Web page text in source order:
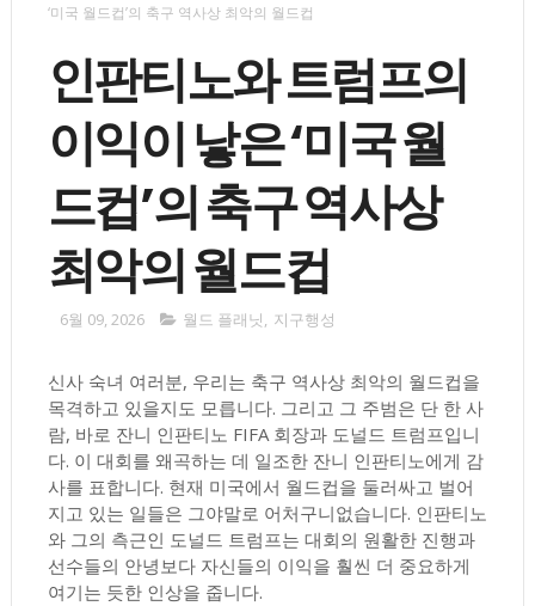
‘미국 월드컵’의 축구 역사상 최악의 월드컵
인판티노와 트럼프의
이익이 낳은 ‘미국 월
드컵’의 축구 역사상
최악의 월드컵
6월 09, 2026 월드 플래닛, 지구행성
신사 숙녀 여러분, 우리는 축구 역사상 최악의 월드컵을
목격하고 있을지도 모릅니다. 그리고 그 주범은 단 한 사
람, 바로 잔니 인판티노 FIFA 회장과 도널드 트럼프입니
다. 이 대회를 왜곡하는 데 일조한 잔니 인판티노에게 감
사를 표합니다. 현재 미국에서 월드컵을 둘러싸고 벌어
지고 있는 일들은 그야말로 어처구니없습니다. 인판티노
와 그의 측근인 도널드 트럼프는 대회의 원활한 진행과
선수들의 안녕보다 자신들의 이익을 훨씬 더 중요하게
여기는 듯한 인상을 줍니다.